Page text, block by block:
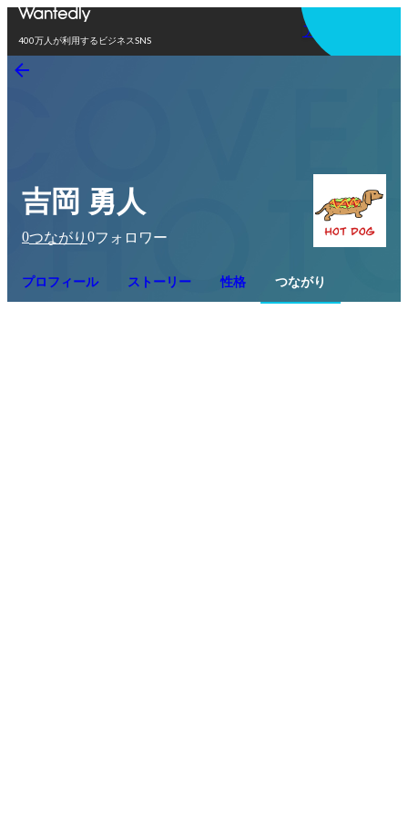
400万人が利用するビジネスSNS
アプリを使う
吉岡 勇人
0つながり 0フォロワー
プロフィール ストーリー 性格 つながり